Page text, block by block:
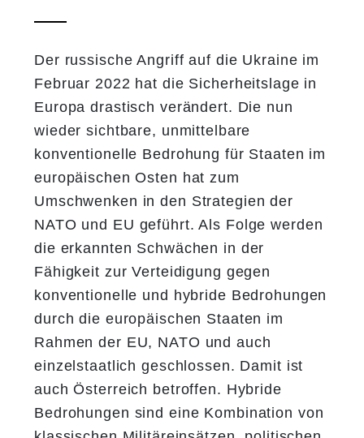
Der russische Angriff auf die Ukraine im
Februar 2022 hat die Sicherheitslage in
Europa drastisch verändert. Die nun
wieder sichtbare, unmittelbare
konventionelle Bedrohung für Staaten im
europäischen Osten hat zum
Umschwenken in den Strategien der
NATO und EU geführt. Als Folge werden
die erkannten Schwächen in der
Fähigkeit zur Verteidigung gegen
konventionelle und hybride Bedrohungen
durch die europäischen Staaten im
Rahmen der EU, NATO und auch
einzelstaatlich geschlossen. Damit ist
auch Österreich betroffen. Hybride
Bedrohungen sind eine Kombination von